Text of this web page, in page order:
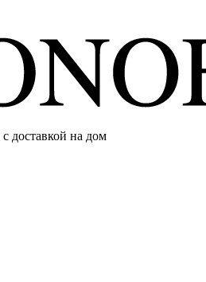
доставкой на дом